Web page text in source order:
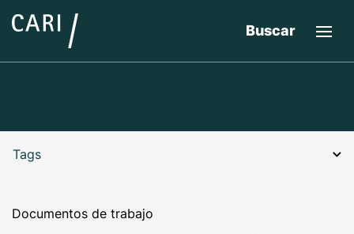
Buscar
Documentos de trabajo
Tags